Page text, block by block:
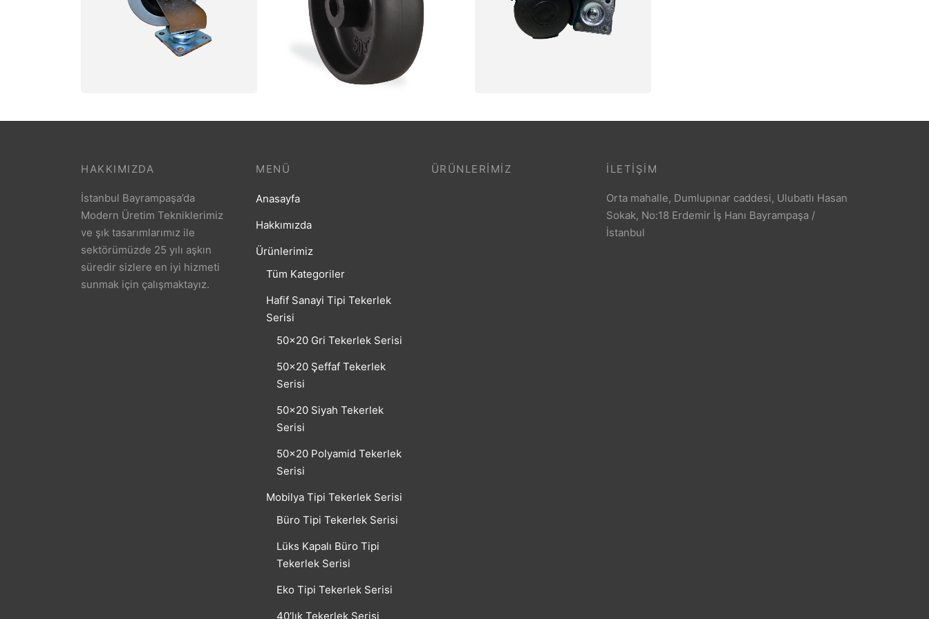
Plastik Yeni Tekerlek
İLETIŞIM
Orta mahalle, Dumlupınar caddesi, Ulubatlı Hasan
Sokak, No:18 Erdemir İş Hanı Bayrampaşa /
İstanbul
MENÜ
Anasayfa
Hakkımızda
Ürünlerimiz
Tüm Kategoriler
Hafif Sanayi Tipi Tekerlek
Serisi
50×20 Gri Tekerlek Serisi
50×20 Şeffaf Tekerlek
Serisi
50×20 Siyah Tekerlek
Serisi
50×20 Polyamid Tekerlek
Serisi
Mobilya Tipi Tekerlek Serisi
Büro Tipi Tekerlek Serisi
Lüks Kapalı Büro Tipi
Tekerlek Serisi
Eko Tipi Tekerlek Serisi
40’lık Tekerlek Serisi
ÜRÜNLERIMIZ
HAKKIMIZDA
İstanbul Bayrampaşa’da
Modern Üretim Tekniklerimiz
ve şık tasarımlarımız ile
sektörümüzde 25 yılı aşkın
süredir sizlere en iyi hizmeti
sunmak için çalışmaktayız.